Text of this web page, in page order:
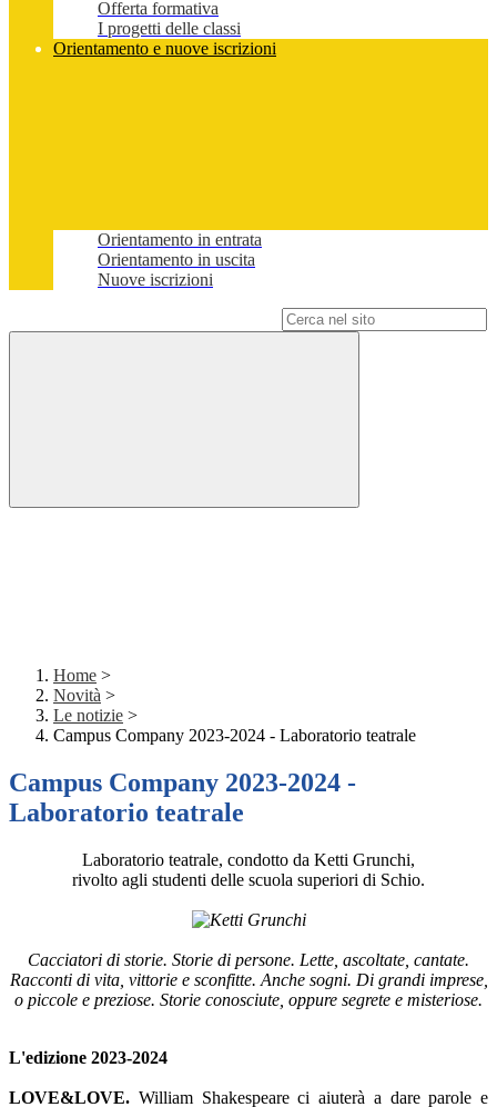
Offerta formativa
I progetti delle classi
Orientamento e nuove iscrizioni
Orientamento in entrata
Orientamento in uscita
Nuove iscrizioni
Home >
Novità >
Le notizie >
Campus Company 2023-2024 - Laboratorio teatrale
Campus Company 2023-2024 -
Laboratorio teatrale
Laboratorio teatrale, condotto da Ketti Grunchi,
rivolto agli studenti delle scuola superiori di Schio.
Cacciatori di storie. Storie di persone. Lette, ascoltate, cantate.
Racconti di vita, vittorie e sconfitte. Anche sogni. Di grandi imprese,
o piccole e preziose. Storie conosciute, oppure segrete e misteriose.
L'edizione 2023-2024
LOVE&LOVE. William Shakespeare ci aiuterà a dare parole e